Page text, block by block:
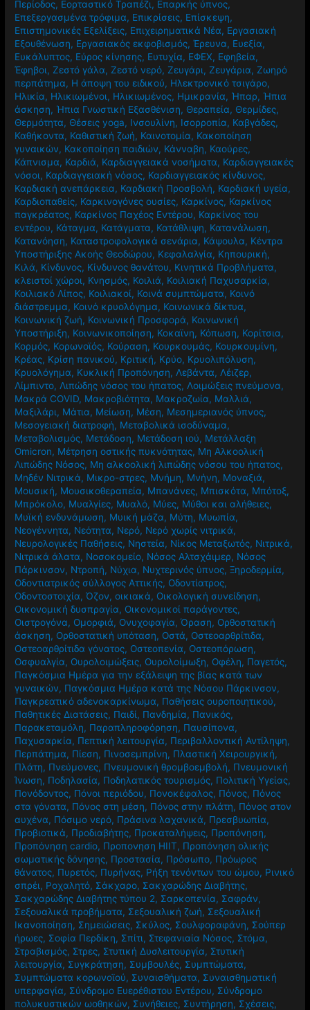
Περίοδος, Εορταστικό Τραπέζι, Επαρκής ύπνος,
Επεξεργασμένα τρόφιμα, Επικρίσεις, Επίσκεψη,
Επιστημονικές Εξελίξεις, Επιχειρηματικά Νέα, Εργασιακή
Εξουθένωση, Εργασιακός εκφοβισμός,Έρευνα, Ευεξία,
Ευκάλυπτος, Εύρος κίνησης, Ευτυχία, ΕΦΕΧ, Εφηβεία,
Έφηβοι,Ζεστό γάλα,Ζεστό νερό,Ζευγάρι,Ζευγάρια,Ζωηρό
περπάτημα, Η άποψη του ειδικού, Ηλεκτρονικό τσιγάρο,
Ηλικία, Ηλικιωμένοι, Ηλικιωμένος, Ημικρανία, Ήπαρ, Ήπια
άσκηση, Ήπια Γνωστική Εξασθένιση, Θεραπεία, Θερμίδες,
Θερμότητα, Θέσεις yoga, Ινσουλίνη, Ισορροπία, Καβγάδες,
Καθήκοντα, Καθιστική ζωή, Καινοτομία, Κακοποίηση
γυναικών, Κακοποίηση παιδιών, Κάνναβη, Καούρες,
Κάπνισμα, Καρδιά, Καρδιαγγειακά νοσήματα, Καρδιαγγειακές
νόσοι, Καρδιαγγειακή νόσος, Καρδιαγγειακός κίνδυνος,
Καρδιακή ανεπάρκεια, Καρδιακή Προσβολή, Καρδιακή υγεία,
Καρδιοπαθείς, Καρκινογόνες ουσίες, Καρκίνος, Καρκίνος
παγκρέατος, Καρκίνος Παχέος Εντέρου, Καρκίνος του
εντέρου, Κάταγμα, Κατάγματα, Κατάθλιψη, Κατανάλωση,
Κατανόηση, Καταστροφολογικά σενάρια, Κάψουλα, Κέντρα
Υποστήριξης Ακοής Θεοδώρου, Κεφαλαλγία, Κηπουρική,
Κιλά, Κίνδυνος, Κίνδυνος θανάτου, Κινητικά Προβλήματα,
κλειστοί χώροι, Κνησμός, Κοιλιά, Κοιλιακή Παχυσαρκία,
Κοιλιακό Λίπος, Κοιλιακοί, Κοινά συμπτώματα, Κοινό
διάστρεμμα, Κοινό κρυολόγημα, Κοινωνικά δίκτυα,
Κοινωνική ζωή, Κοινωνική Προσφορά, Κοινωνική
Υποστήριξη, Κοινωνικοποίηση, Κοκαϊνη, Κόπωση, Κορίτσια,
Κορμός, Κορωνοϊός, Κούραση, Κουρκουμάς, Κουρκουμίνη,
Κρέας, Κρίση πανικού, Κριτική, Κρύο, Κρυολιπόλυση,
Κρυολόγημα, Κυκλική Προπόνηση, Λεβάντα, Λέιζερ,
Λίμπιντο, Λιπώδης νόσος του ήπατος, Λοιμώξεις πνεύμονα,
Μακρά COVID, Μακροβιότητα, Μακροζωία, Μαλλιά,
Μαξιλάρι, Μάτια, Μείωση, Μέση, Μεσημεριανός ύπνος,
Μεσογειακή διατροφή, Μεταβολικά ισοδύναμα,
Μεταβολισμός, Μετάδοση, Μετάδοση ιού, Μετάλλαξη
Omicron, Μέτρηση οστικής πυκνότητας, Μη Αλκοολική
Λιπώδης Νόσος, Μη αλκοολική λιπώδης νόσου του ήπατος,
Μηδέν Νιτρικά, Μικρο-στρες, Μνήμη, Μνήνη, Μοναξιά,
Μουσική, Μουσικοθεραπεία, Μπανάνες, Μπισκότα, Μπότοξ,
Μπρόκολο, Μυαλγίες, Μυαλό, Μύες, Μύθοι και αλήθειες,
Μυϊκή ενδυνάμωση, Μυική μάζα, Μύτη, Μυωπία,
Νεογέννητα, Νεότητα, Νερό, Νερό χωρίς νιτρικά,
Νευρολογικές Παθήσεις, Νηστεία, Νίκος Μεταξωτός, Νιτρικά,
Νιτρικά άλατα, Νοσοκομείο, Νόσος Αλτσχάιμερ, Νόσος
Πάρκινσον, Ντροπή, Νύχια, Νυχτερινός ύπνος,Ξηροδερμία,
Οδοντιατρικός σύλλογος Αττικής, Οδοντίατρος,
Οδοντοστοιχία,Όζον,οικιακά, Οικολογική συνείδηση,
Οικονομική δυσπραγία, Οικονομικοί παράγοντες,
Οιστρογόνα, Ομορφιά, Ονυχοφαγία,Όραση, Ορθοστατική
άσκηση, Ορθοστατική υπόταση, Οστά, Οστεοαρθρίτιδα,
Οστεοαρθρίτιδα γόνατος, Οστεοπενία, Οστεοπόρωση,
Οσφυαλγία, Ουρολοιμώξεις, Ουρολοίμωξη, Οφέλη, Παγετός,
Παγκόσμια Ημέρα για την εξάλειψη της βίας κατά των
γυναικών, Παγκόσμια Ημέρα κατά της Νόσου Πάρκινσον,
Παγκρεατικό αδενοκαρκίνωμα, Παθήσεις ουροποιητικού,
Παθητικές Διατάσεις, Παιδί, Πανδημία, Πανικός,
Παρακεταμόλη, Παραπληροφόρηση, Παυσίπονα,
Παχυσαρκία, Πεπτική λειτουργία, Περιβαλλοντική Αντίληψη,
Περπάτημα, Πίεση, Πινοσεμπρίνη, Πλαστική Χειρουργική,
Πλάτη, Πνεύμονες, Πνευμονική θρομβοεμβολή, Πνευμονική
Ίνωση, Ποδηλασία, Ποδηλατικός τουρισμός, Πολιτική Υγείας,
Πονόδοντος, Πόνοι περιόδου, Πονοκέφαλος, Πόνος, Πόνος
στα γόνατα, Πόνος στη μέση, Πόνος στην πλάτη, Πόνος στον
αυχένα, Πόσιμο νερό, Πράσινα λαχανικά, Πρεσβυωπία,
Προβιοτικά, Προδιαβήτης, Προκαταλήψεις, Προπόνηση,
Προπόνηση cardio, Προπονηση HIIT, Προπόνηση ολικής
σωματικής δόνησης, Προστασία, Πρόσωπο, Πρόωρος
θάνατος, Πυρετός, Πυρήνας, Ρήξη τενόντων του ώμου, Ρινικό
σπρέι, Ροχαλητό, Σάκχαρο, Σακχαρώδης Διαβήτης,
Σακχαρώδης Διαβήτης τύπου 2, Σαρκοπενία, Σαφράν,
Σεξουαλικά προβήματα, Σεξουαλική ζωή, Σεξουαλική
Ικανοποίηση, Σημειώσεις, Σκύλος, Σουλφοραφάνη, Σούπερ
ήρωες, Σοφία Περδίκη, Σπίτι, Στεφανιαία Νόσος, Στόμα,
Στραβισμός, Στρες, Στυτική Δυσλειτουργία, Στυτική
λειτουργία, Συγκράτηση, Συμβουλές, Συμπτώματα,
Συμπτώματα κορωνοϊού, Συναισθήματα, Συναισθηματική
υπερφαγία, Σύνδρομο Ευερέθιστου Εντέρου, Σύνδρομο
πολυκυστικών ωοθηκών, Συνήθειες, Συντήρηση, Σχέσεις,